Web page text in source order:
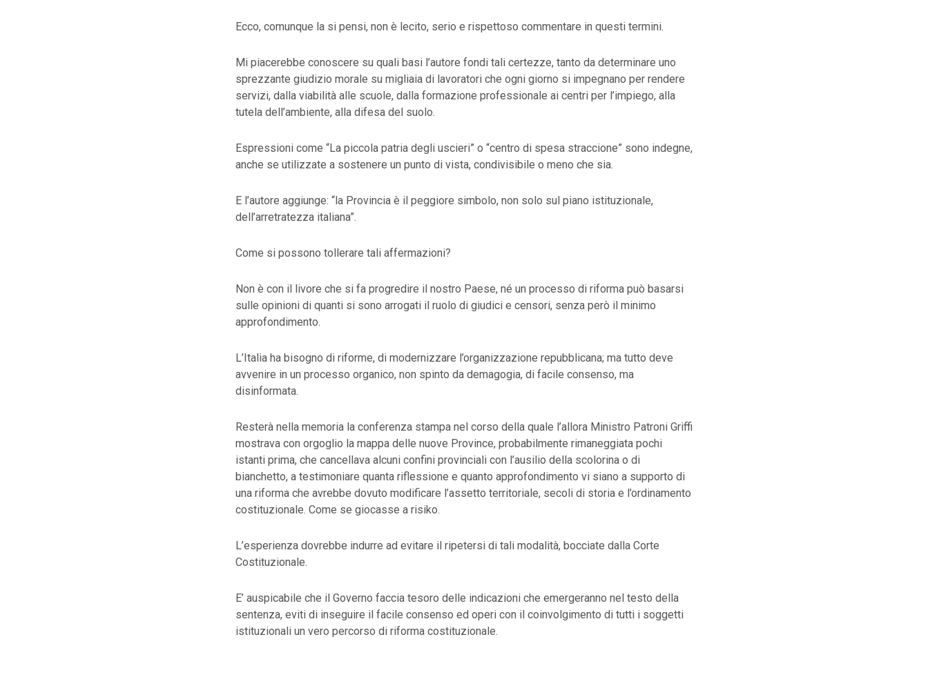
Ecco, comunque la si pensi, non è lecito, serio e rispettoso commentare in questi termini.
Mi piacerebbe conoscere su quali basi l’autore fondi tali certezze, tanto da determinare uno
sprezzante giudizio morale su migliaia di lavoratori che ogni giorno si impegnano per rendere
servizi, dalla viabilità alle scuole, dalla formazione professionale ai centri per l’impiego, alla
tutela dell’ambiente, alla difesa del suolo.
Espressioni come “La piccola patria degli uscieri” o “centro di spesa straccione” sono indegne,
anche se utilizzate a sostenere un punto di vista, condivisibile o meno che sia.
E l’autore aggiunge: “la Provincia è il peggiore simbolo, non solo sul piano istituzionale,
dell’arretratezza italiana”.
Come si possono tollerare tali affermazioni?
Non è con il livore che si fa progredire il nostro Paese, né un processo di riforma può basarsi
sulle opinioni di quanti si sono arrogati il ruolo di giudici e censori, senza però il minimo
approfondimento.
L’Italia ha bisogno di riforme, di modernizzare l’organizzazione repubblicana; ma tutto deve
avvenire in un processo organico, non spinto da demagogia, di facile consenso, ma
disinformata.
Resterà nella memoria la conferenza stampa nel corso della quale l’allora Ministro Patroni Griffi
mostrava con orgoglio la mappa delle nuove Province, probabilmente rimaneggiata pochi
istanti prima, che cancellava alcuni confini provinciali con l’ausilio della scolorina o di
bianchetto, a testimoniare quanta riflessione e quanto approfondimento vi siano a supporto di
una riforma che avrebbe dovuto modificare l’assetto territoriale, secoli di storia e l’ordinamento
costituzionale. Come se giocasse a risiko.
L’esperienza dovrebbe indurre ad evitare il ripetersi di tali modalità, bocciate dalla Corte
Costituzionale.
E’ auspicabile che il Governo faccia tesoro delle indicazioni che emergeranno nel testo della
sentenza, eviti di inseguire il facile consenso ed operi con il coinvolgimento di tutti i soggetti
istituzionali un vero percorso di riforma costituzionale.